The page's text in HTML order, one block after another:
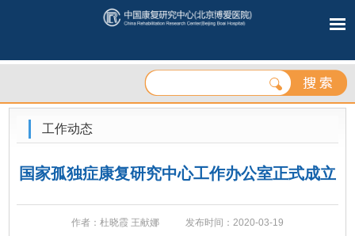
工作动态
国家孤独症康复研究中心工作办公室正式成立
作者：杜晓霞 王献娜 发布时间：2020-03-19